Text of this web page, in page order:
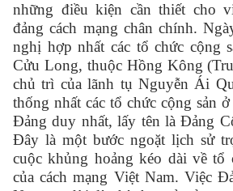
những điều kiện cần thiết cho
đảng cách mạng chân chính.
nghị hợp nhất các tổ chức cộng
Cửu Long, thuộc Hồng Kông
chủ trì của lãnh tụ Nguyễn Ái
thống nhất các tổ chức cộng sản
Đảng duy nhất, lấy tên là Đảng
Đây là một bước ngoặt lịch sử
cuộc khủng hoảng kéo dài về tổ
của cách mạng Việt Nam. Việc